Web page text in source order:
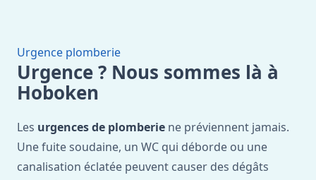
Urgence plomberie
Urgence ? Nous sommes là à
Hoboken
Les urgences de plomberie ne préviennent jamais.
Une fuite soudaine, un WC qui déborde ou une
canalisation éclatée peuvent causer des dégâts